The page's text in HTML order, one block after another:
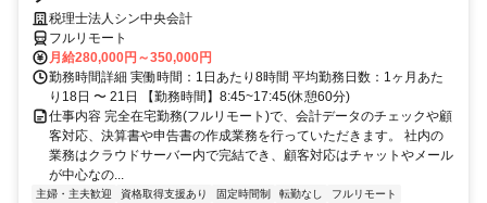
税理士法人シン中央会計
フルリモート
月給280,000円～350,000円
勤務時間詳細 実働時間：1日あたり8時間 平均勤務日数：1ヶ月あた
り18日 〜 21日 【勤務時間】8:45~17:45(休憩60分)
仕事内容 完全在宅勤務(フルリモート)で、会計データのチェックや顧
客対応、決算書や申告書の作成業務を行っていただきます。 社内の
業務はクラウドサーバー内で完結でき、顧客対応はチャットやメール
が中心なの...
主婦・主夫歓迎 資格取得支援あり 固定時間制 転勤なし
フルリモート